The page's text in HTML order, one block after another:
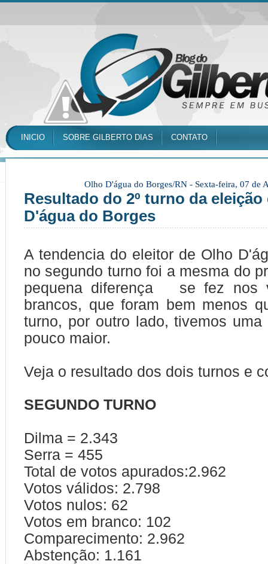
INICIO SOBRE GILBERTO DIAS CONTATO
Olho D'água do Borges/RN - Sexta-feira, 07 de
Resultado do 2º turno da eleição
D'água do Borges
A tendencia do eleitor de Olho
no segundo turno foi a mesma do
pequena diferença se fez nos
brancos, que foram bem menos
turno, por outro lado, tivemos uma
pouco maior.
Veja o resultado dos dois turnos e
SEGUNDO TURNO
Dilma = 2.343
Serra = 455
Total de votos apurados:2.962
Votos válidos: 2.798
Votos nulos: 62
Votos em branco: 102
Comparecimento: 2.962
Abstenção: 1.161